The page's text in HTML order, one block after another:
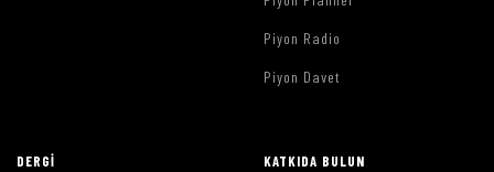
Piyon Radio
Piyon Davet
DERGI KATKIDA BULUN